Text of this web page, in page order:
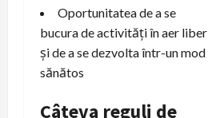
Oportunitatea de a se
bucura de activități în aer liber
și de a se dezvolta într-un mod
sănătos
Câteva reguli de